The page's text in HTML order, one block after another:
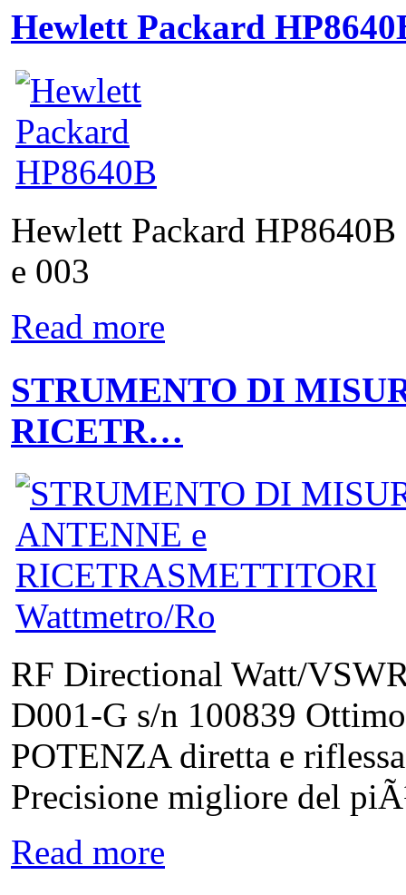
Hewlett Packard
Hewlett Packard
e 003
Read more
STRUMENTO DI
RICETR…
RF Directional Watt/
D001-G s/n 100839
POTENZA diretta e
Precisione migliore del
Read more